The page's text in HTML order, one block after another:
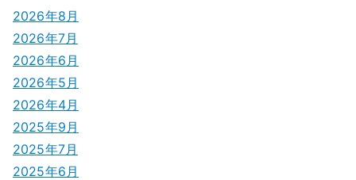
ゲ
ー
シ
ョ
ン
2026年8月
2026年7月
2026年6月
2026年5月
2026年4月
2025年9月
2025年7月
2025年6月